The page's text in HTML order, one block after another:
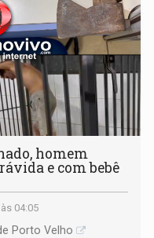
homem
e com bebê
04:05
Porto Velho